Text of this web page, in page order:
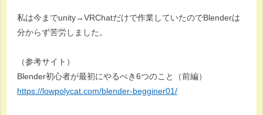
私は今までunity→VRChatだけで作業していたのでBlenderは
分からず苦労しました。
（参考サイト）
Blender初心者が最初にやるべき6つのこと（前編）
https://lowpolycat.com/blender-begginer01/